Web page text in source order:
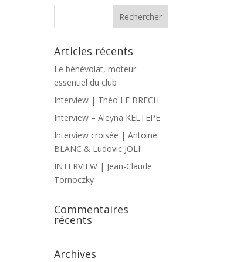
Articles récents
Le bénévolat, moteur
essentiel du club
Interview | Théo LE BRECH
Interview – Aleyna KELTEPE
Interview croisée | Antoine
BLANC & Ludovic JOLI
INTERVIEW | Jean-Claude
Tornoczky
Commentaires
récents
Archives